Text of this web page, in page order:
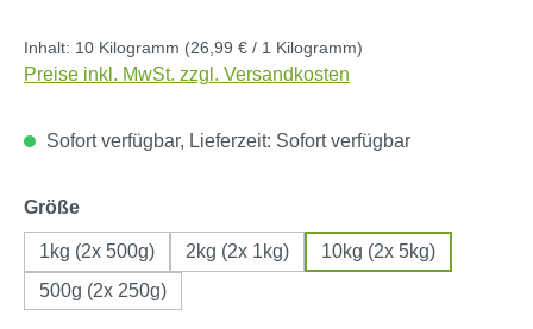
Inhalt: 10 Kilogramm (26,99 € / 1 Kilogramm)
Preise inkl. MwSt. zzgl. Versandkosten
Sofort verfügbar, Lieferzeit: Sofort verfügbar
Größeauswählen
1kg (2x 500g) 2kg (2x 1kg)
10kg (2x 5kg)
500g (2x 250g)